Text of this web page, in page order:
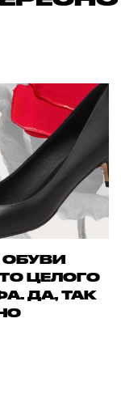
ОБУВИ
ЦЕЛОГО
ДА, ТАК